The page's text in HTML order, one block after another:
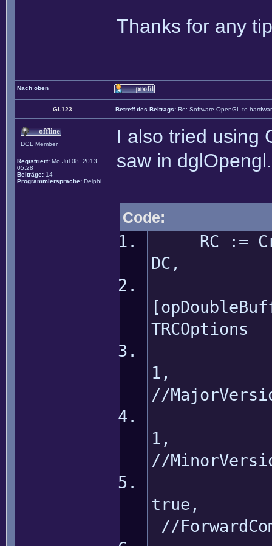
Thanks for any
Nach oben
GL123 Betreff des Beitrags: Re: Software OpenGL to
DGL Member
Registriert: Mo Jul 08, 2013
05:28
Beiträge: 14
Programmiersprache: Delphi
I also tried using
saw in
Code:
RC :=
DC,
TRCOptions
//
//
//